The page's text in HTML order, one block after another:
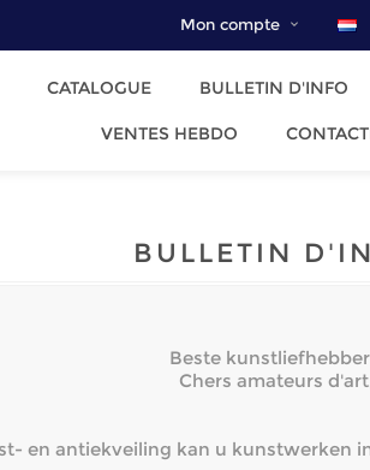
Mon compte
CATALOGUE BULLETIN D'INFO
VENTES HEBDO
BULLETIN
Beste
Chers amateurs
en antiekveiling kan u kunstwerken